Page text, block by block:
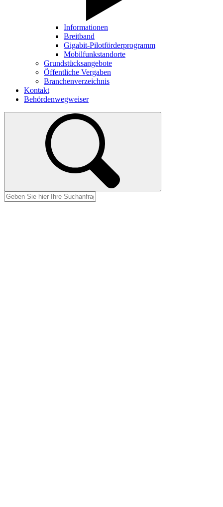
Informationen
Breitband
Gigabit-Pilotförderprogramm
Mobilfunkstandorte
Grundstücksangebote
Öffentliche Vergaben
Branchenverzeichnis
Kontakt
Behördenwegweiser